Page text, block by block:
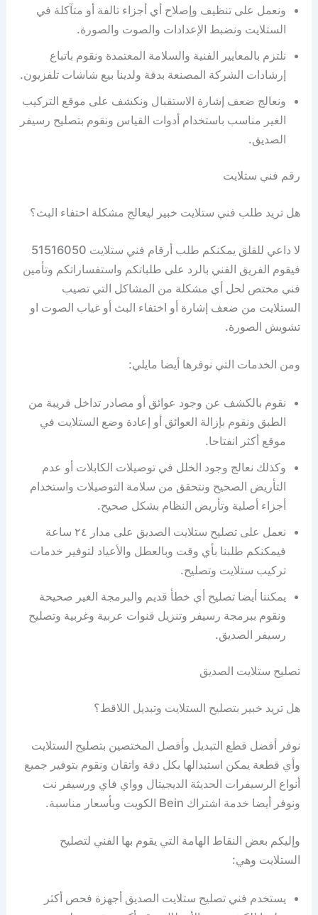
ونعمل على تنظيف وإصلاح أي أجزاء تالفة أو متآكلة في
الستلايت ونضبط الإعدادات والصوت والصورة.
نلتزم بالمعايير الفنية والسلامة المعتمدة ونقوم باتباع
إرشادات الشركة المصنعة بدقة ولدينا بيع شاشات تلفزيون.
ونعالج ضعف إشارة الاستقبال ونكشف على موقع التركيب
الغير مناسب باستخدام أدوات القياس ونقوم بتصليح رسيفر
الصديق.
رقم فني ستلايت
هل تريد طلب فني ستلايت خبير ليعالج مشكلة اختفاء البث؟
لا داعي للقلق يمكنكم طلب أرقام فني ستلايت 51516050
فيقوم الفريق الفني بالرد على طلباتكم واستفساراتكم وتأمين
فني مختص لحل أي مشكلة من المشاكل التي تصيب
الستلايت من ضعف إشارة أو اختفاء البث أو غياب الصوت او
تشويش الصورة.
ومن الخدمات التي نوفرها أيضا مايلي:
نقوم بالكشف عن وجود عوائق أو مصادر تداخل قريبة من
الطبق ونقوم بإزالة العوائق أو إعادة وضع الستلايت في
موقع أكثر انفتاحا.
وكذلك نعالج وجود الخلل في توصيلات الكابلات أو عدم
التأريض الصحيح ونتحقق من سلامة التوصيلات واستخدام
أجزاء أصلية وتأريض النظام بشكل صحيح.
نعمل على تصليح ستلايت الصديق على مدار ٢٤ ساعة
فيمكنكم طلبنا بأي وقت وبالعطل والأعياد لتوفير خدمات
تركيب ستلايت وتصليح.
يمكننا أيضا تصليح أي خطأ قديم والبرمجة الغير صحيحة
ونقوم ببرمجة رسيفر وتنزيل قنوات عربية وغربية وتصليح
رسيفر الصديق.
تصليح ستلايت الصديق
هل تريد خبير بتصليح الستلايت وتبديل اللاقط؟
نوفر أفضل قطع التبديل وأفصل المختصين بتصليح الستلايت
وأي قطعة يمكن استبدالها بكل دقة واتقان ونقوم بتوفير جميع
أنواع الرسيفرات الحديثة الديجيتال وواي فاي ورسيفر نت
ونوفر أيضا خدمة اشتراك Bein الكويت وبأسعار مناسبة.
وإليكم بعض النقاط الهامة التي يقوم بها الفني لتصليح
الستلايت وهي:
يستخدم فني تصليح ستلايت الصديق أجهزة فحص أكثر